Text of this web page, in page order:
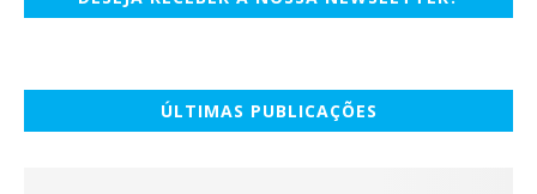
ÚLTIMAS PUBLICAÇÕES